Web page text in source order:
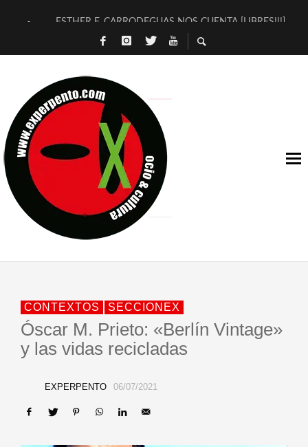
ESTHER F. CARRODEGUAS NOS CUENTA [LIBRES!!!]
[TERRA DE GUAPES] DE SANDRA MONFORT
TIMBRE 4, LA ESCUELA DEL DIRECTOR TEATRAL CLAUDIO
30 AÑOS (NO ES NADA) DE LA KATARSIS DEL TOMATAZO
MILITARES JUDÍAS EN #EXVITA
D’BALDOMEROS REINVENTAN [BITÁCORA 3.0] EN EXVITA
MARSHALL FLASH PRESENTA EN EXVITA [RELATIVA
JOFRE BARDAGÍ EN EXVITA INTERPRETANDO A SERRAT
CONTEXTOS SECCIONEX
Óscar M. Prieto: «Berlín Vintage»
y las vidas recicladas
EXPERPENTO 06/07/2021